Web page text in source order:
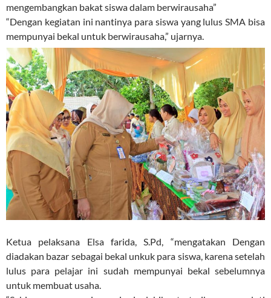
mengembangkan bakat siswa dalam berwirausaha”
“Dengan kegiatan ini nantinya para siswa yang lulus SMA bisa
mempunyai bekal untuk berwirausaha,” ujarnya.
Ketua pelaksana Elsa farida, S.Pd, “mengatakan Dengan
diadakan bazar sebagai bekal unkuk para siswa, karena setelah
lulus para pelajar ini sudah mempunyai bekal sebelumnya
untuk membuat usaha.